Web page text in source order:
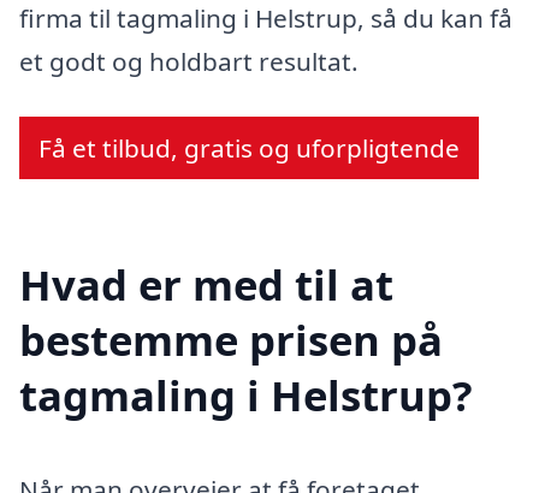
firma til tagmaling i Helstrup, så du kan få
et godt og holdbart resultat.
Få et tilbud, gratis og uforpligtende
Hvad er med til at
bestemme prisen på
tagmaling i Helstrup?